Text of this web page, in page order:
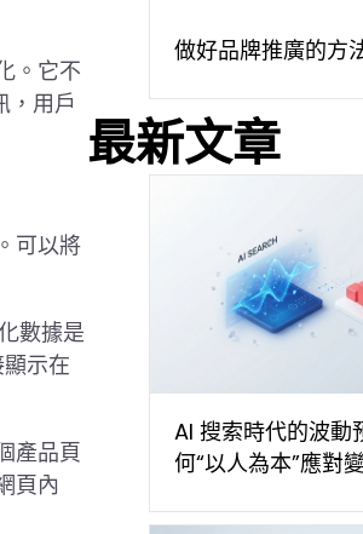
。它不
，用戶
可以將
數據是
示在
產品頁
頁內
做好品牌推廣的方
最新文章
AI 搜索時代的波動
何“以人為本”應對